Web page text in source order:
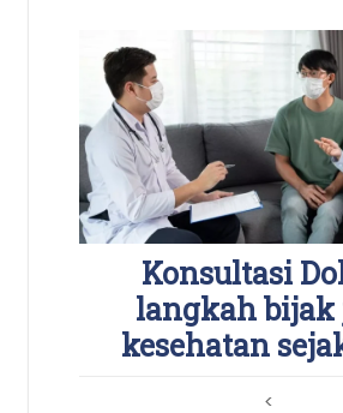
Konsultasi
langkah bijak
kesehatan
<